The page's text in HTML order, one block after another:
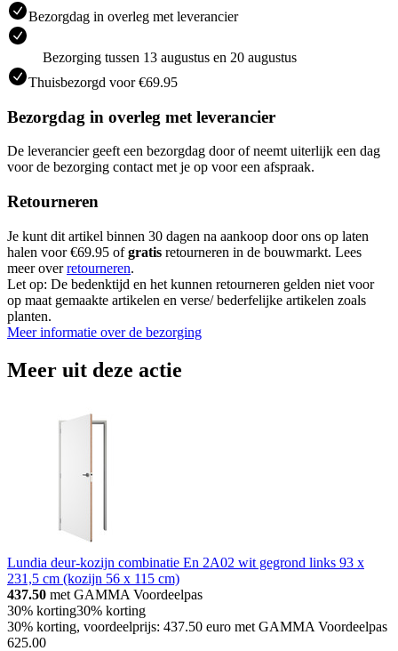
Bezorgdag in overleg met leverancier
Bezorging tussen 13 augustus en 20 augustus
Thuisbezorgd voor €69.95
Bezorgdag in overleg met leverancier
De leverancier geeft een bezorgdag door of neemt uiterlijk een dag
voor de bezorging contact met je op voor een afspraak.
Retourneren
Je kunt dit artikel binnen 30 dagen na aankoop door ons op laten
halen voor €69.95 ofgratis retourneren in de bouwmarkt. Lees
meer overretourneren.
Let op: De bedenktijd en het kunnen retourneren gelden niet voor
op maat gemaakte artikelen en verse/ bederfelijke artikelen zoals
planten.
Meer informatie over de bezorging
Meer uit deze actie
Lundia deur-kozijn combinatie En 2A02 wit gegrond links 93 x
231,5 cm (kozijn 56 x 115 cm)
437.50 met GAMMA Voordeelpas
30% korting30% korting
30% korting, voordeelprijs: 437.50 euro met GAMMA Voordeelpas
625.00